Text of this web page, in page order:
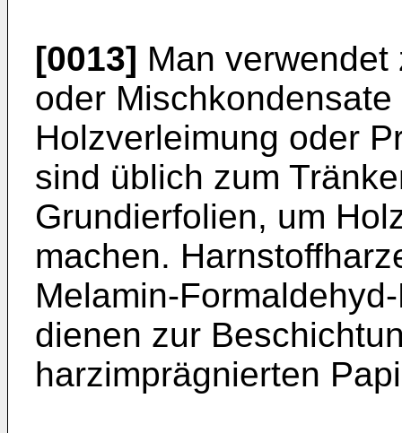
[0013] Man
oder
Holzverleimung oder
sind üblich zum
Grundierfolien, um
machen.
Melamin-
dienen zur
harzimprägnierten